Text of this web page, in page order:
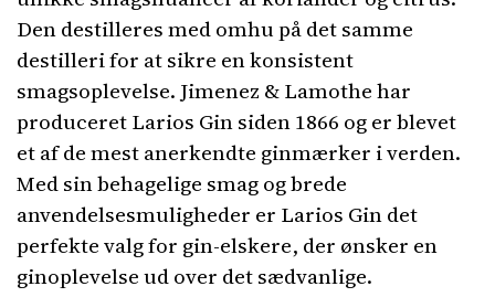
Den destilleres med omhu på det samme
destilleri for at sikre en konsistent
smagsoplevelse. Jimenez & Lamothe har
produceret Larios Gin siden 1866 og er blevet
et af de mest anerkendte ginmærker i verden.
Med sin behagelige smag og brede
anvendelsesmuligheder er Larios Gin det
perfekte valg for gin-elskere, der ønsker en
ginoplevelse ud over det sædvanlige.